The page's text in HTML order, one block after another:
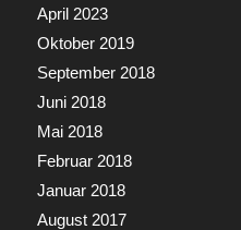
April 2023
Oktober 2019
September 2018
Juni 2018
Mai 2018
Februar 2018
Januar 2018
August 2017